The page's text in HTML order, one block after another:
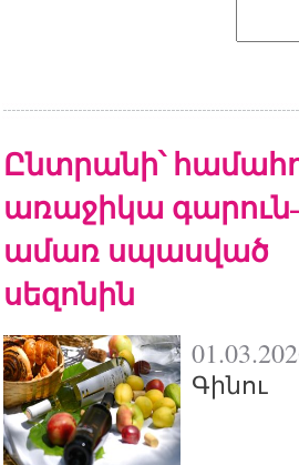
Ընտրանի՝
առաջիկա
ամառ սպասված
սեզոնին
Գինու